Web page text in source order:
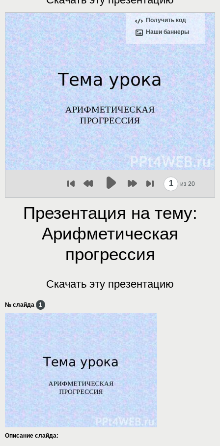
Получить код
Наши баннеры
1 из 20
Презентация на тему:
Арифметическая
прогрессия
Скачать эту презентацию
№ слайда 1
Описание слайда: